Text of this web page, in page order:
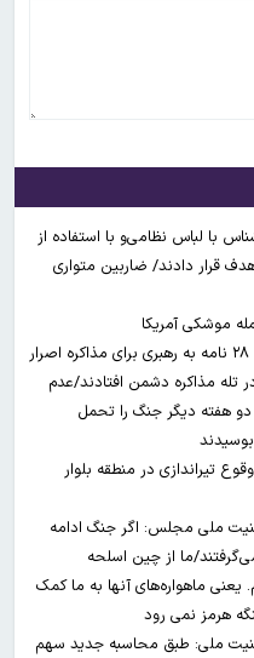
با لباس نظامی‌و با استفاده از
قرار دادند/ ضاربین متواری
ابوترابی، نماینده مجلس: دولت با زدن ۲۸ نامه به رهبری برای مذاکره اصرار
تله مذاکره دشمن افتادند/عدم
دو هفته دیگر جنگ را تحمل
تیراندازی در منطقه بلوار
ملی مجلس: اگر جنگ ادامه
می‌گرفتند/ما از چین اسلحه
ماهواره‌های آنها به ما کمک
هرمز نمی رود
ملی: طبق محاسبه جدید سهم